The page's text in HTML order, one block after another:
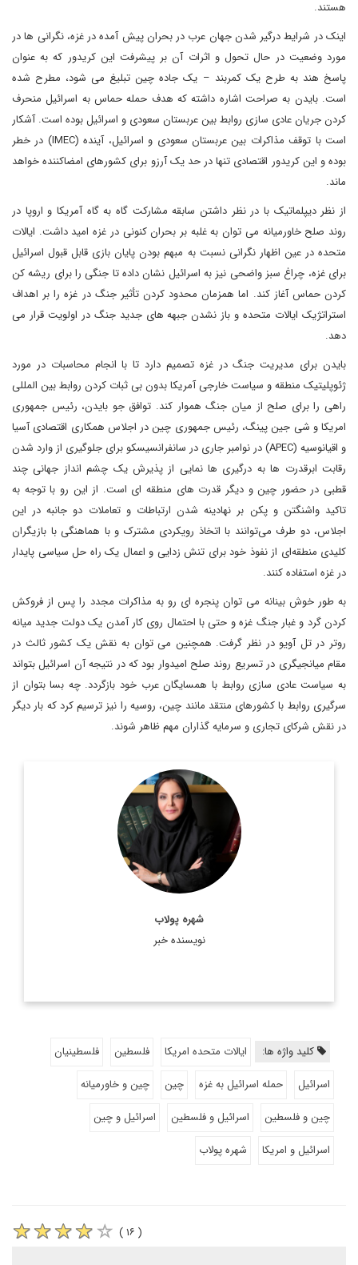
هستند.
اینک در شرایط درگیر شدن جهان عرب در بحران پیش آمده در غزه، نگرانی ها در
مورد وضعیت در حال تحول و اثرات آن بر پیشرفت این کریدور که به عنوان
پاسخ هند به طرح یک کمربند – یک جاده چین تبلیغ می شود، مطرح شده
است. بایدن به صراحت اشاره داشته که هدف حمله حماس به اسرائیل منحرف
کردن جریان عادی سازی روابط بین عربستان سعودی و اسرائیل بوده است. آشکار
است با توقف مذاکرات بین عربستان سعودی و اسرائیل، آینده (IMEC) در خطر
بوده و این کریدور اقتصادی تنها در حد یک آرزو برای کشورهای امضاکننده خواهد
ماند.
از نظر دیپلماتیک با در نظر داشتن سابقه مشارکت گاه به گاه آمریکا و اروپا در
روند صلح خاورمیانه می توان به غلبه بر بحران کنونی در غزه امید داشت. ایالات
متحده در عین اظهار نگرانی نسبت به مبهم بودن پایان بازی قابل قبول اسرائیل
برای غزه، چراغ سبز واضحی نیز به اسرائیل نشان داده تا جنگی را برای ریشه کن
کردن حماس آغاز کند. اما همزمان محدود کردن تأثیر جنگ در غزه را بر اهداف
استراتژیک ایالات متحده و باز نشدن جبهه های جدید جنگ در اولویت قرار می
دهد.
بایدن برای مدیریت جنگ در غزه تصمیم دارد تا با انجام محاسبات در مورد
ژئوپلیتیک منطقه و سیاست خارجی آمریکا بدون بی ثبات کردن روابط بین المللی
راهی را برای صلح از میان جنگ هموار کند. توافق جو بایدن، رئیس جمهوری
امریکا و شی جین پینگ، رئیس جمهوری چین در اجلاس همکاری اقتصادی آسیا
و اقیانوسیه (APEC) در نوامبر جاری در سانفرانسیسکو برای جلوگیری از وارد شدن
رقابت ابرقدرت ها به درگیری ها نمایی از پذیرش یک چشم انداز جهانی چند
قطبی در حضور چین و دیگر قدرت های منطقه ای است. از این رو با توجه به
تاکید واشنگتن و پکن بر نهادینه شدن ارتباطات و تعاملات دو جانبه در این
اجلاس، دو طرف می‌توانند با اتخاذ رویکردی مشترک و با هماهنگی با بازیگران
کلیدی منطقه‌ای از نفوذ خود برای تنش زدایی و اعمال یک راه حل سیاسی پایدار
در غزه استفاده کنند.
به طور خوش بینانه می توان پنجره ای رو به مذاکرات مجدد را پس از فروکش
کردن گرد و غبار جنگ غزه و حتی با احتمال روی کار آمدن یک دولت جدید میانه
روتر در تل آویو در نظر گرفت. همچنین می توان به نقش یک کشور ثالث در
مقام میانجیگری در تسریع روند صلح امیدوار بود که در نتیجه آن اسرائیل بتواند
به سیاست عادی سازی روابط با همسایگان عرب خود بازگردد. چه بسا بتوان از
سرگیری روابط با کشورهای منتقد مانند چین، روسیه را نیز ترسیم کرد که بار دیگر
در نقش شرکای تجاری و سرمایه گذاران مهم ظاهر شوند.
شهره پولاب
نویسنده خبر
دکترای جغرافیای سیاسی
اطلاعات بیشتر
کلید واژه ها: ایالات متحده امریکا فلسطین
فلسطینیان
اسرائیل
حمله اسرائیل به غزه چین
چین و خاورمیانه
چین و فلسطین
اسرائیل و فلسطین
اسرائیل و چین
اسرائیل و امریکا
شهره پولاب
( ۱۶ )